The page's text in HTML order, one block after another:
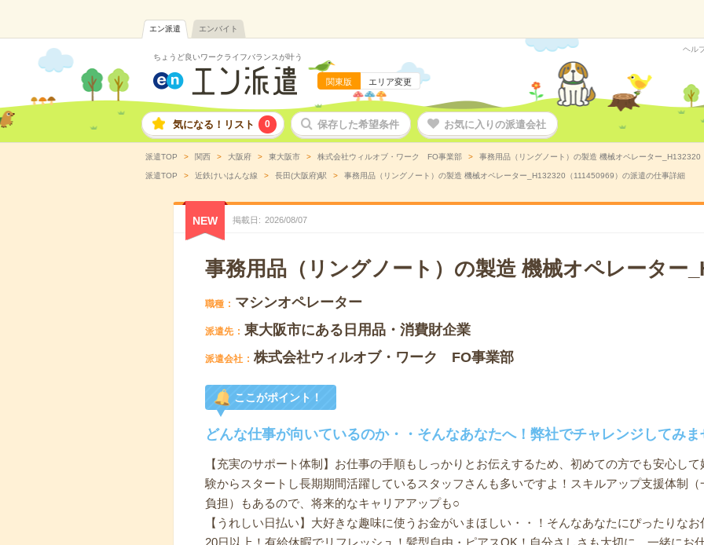
エン派遣 エンバイト
ちょうど良いワークライフバランスが叶う
関東版 エリア変更
ヘル
気になる！リスト 0 保存した希望条件 お気に入りの派遣会社
派遣TOP 関西 大阪府 東大阪市 株式会社ウィルオブ・ワーク FO事業部 事務用品（リングノート）の製造 機械オペレーター
派遣TOP 近鉄けいはんな線 長田(大阪府)駅 事務用品（リングノート）の製造 機械オペレーター_H132320（111450969）の派遣の仕事詳細
NEW 掲載日 2026/08/07
事務用品（リングノート）の製造 機械オペレーター
職種 マシンオペレーター
派遣先 東大阪市にある日用品・消費財企業
派遣会社 株式会社ウィルオブ・ワーク FO事業部
ここがポイント！
どんな仕事が向いているのか・・そんなあなたへ！弊社でチャレンジしてみま
【充実のサポート体制】お仕事の手順もしっかりとお伝えするため、初めての方でも安心し
験からスタートし長期期間活躍しているスタッフさんも多いですよ！スキルアップ支援体制
負担）もあるので、将来的なキャリアアップも○
【うれしい日払い】大好きな趣味に使うお金がいまほしい・・！そんなあなたにぴったりな
20日以上！有給休暇でリフレッシュ！髪型自由・ピアスOK！自分さしさも大切に、一緒にお